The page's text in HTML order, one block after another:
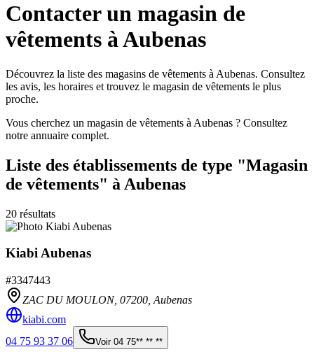
Contacter un magasin de
vêtements à Aubenas
Découvrez la liste des magasins de vêtements à Aubenas. Consultez
les avis, les horaires et trouvez le magasin de vêtements le plus
proche.
Vous cherchez un magasin de vêtements à Aubenas ? Consultez
notre annuaire complet.
Liste des établissements de type "Magasin
de vêtements" à Aubenas
20 résultats
Kiabi Aubenas
#3347443
ZAC DU MOULON, 07200 Aubenas
kiabi.com
04 75 93 37 06
Voir 04 75** ** **